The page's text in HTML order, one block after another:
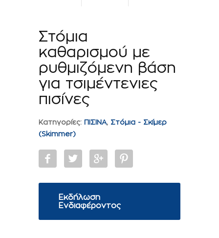
Στόμια
καθαρισμού με
ρυθμιζόμενη βάση
για τσιμέντενιες
πισίνες
Κατηγορίες: ΠΙΣΙΝΑ, Στόμια - Σκίμερ
(Skimmer)
Εκδήλωση
Ενδιαφέροντος